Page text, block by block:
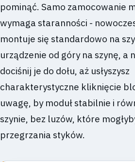
pominąć. Samo zamocowanie
wymaga staranności -
montuje się standardowo na
urządzenie od góry na szynę, a
dociśnij je do dołu, aż usłyszysz
charakterystyczne kliknięcie
uwagę, by moduł stabilnie i
szynie, bez luzów, które
przegrzania styków.